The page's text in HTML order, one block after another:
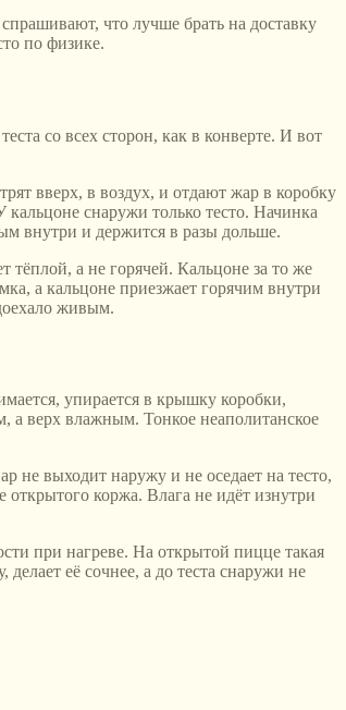
что лучше брать на доставку
по физике.
со всех сторон, как в конверте. И вот
вверх, в воздух, и отдают жар в коробку
снаружи только тесто. Начинка
внутри и держится в разы дольше.
тёплой, а не горячей. Кальцоне за то же
а кальцоне приезжает горячим внутри
живым.
упирается в крышку коробки,
а верх влажным. Тонкое неаполитанское
не выходит наружу и не оседает на тесто,
открытого коржа. Влага не идёт изнутри
при нагреве. На открытой пицце такая
её сочнее, а до теста снаружи не